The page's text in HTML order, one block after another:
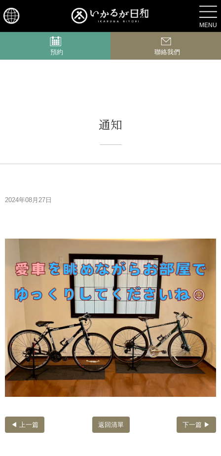
MENU
交通路線
預約 聯絡我們
通知
2024年08月27日
◀ 上一篇 返回清單 下一篇 ▶